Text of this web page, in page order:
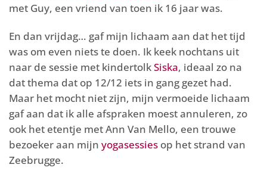
met Guy, een vriend van toen ik 16 jaar was.
En dan vrijdag… gaf mijn lichaam aan dat het tijd
was om even niets te doen. Ik keek nochtans uit
naar de sessie met kindertolkSiska, ideaal zo na
dat thema dat op 12/12 iets in gang gezet had.
Maar het mocht niet zijn, mijn vermoeide lichaam
gaf aan dat ik alle afspraken moest annuleren, zo
ook het etentje met Ann Van Mello, een trouwe
bezoeker aan mijn yogasessies op het strand van
Zeebrugge.